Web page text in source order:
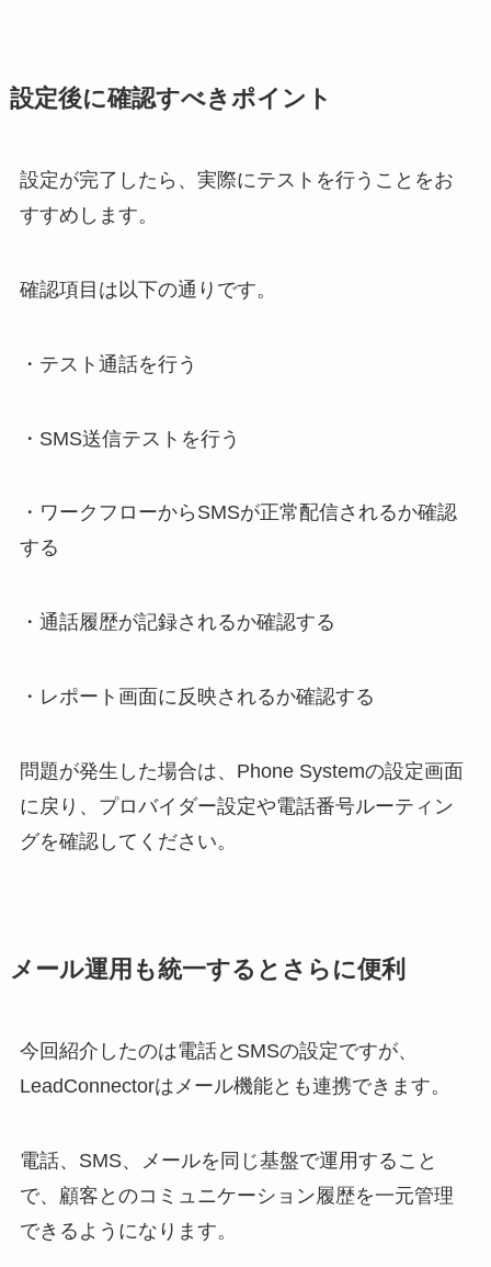
設定後に確認すべきポイント
設定が完了したら、実際にテストを行うことをお
すすめします。
確認項目は以下の通りです。
・テスト通話を行う
・SMS送信テストを行う
・ワークフローからSMSが正常配信されるか確認
する
・通話履歴が記録されるか確認する
・レポート画面に反映されるか確認する
問題が発生した場合は、Phone Systemの設定画面
に戻り、プロバイダー設定や電話番号ルーティン
グを確認してください。
メール運用も統一するとさらに便利
今回紹介したのは電話とSMSの設定ですが、
LeadConnectorはメール機能とも連携できます。
電話、SMS、メールを同じ基盤で運用すること
で、顧客とのコミュニケーション履歴を一元管理
できるようになります。